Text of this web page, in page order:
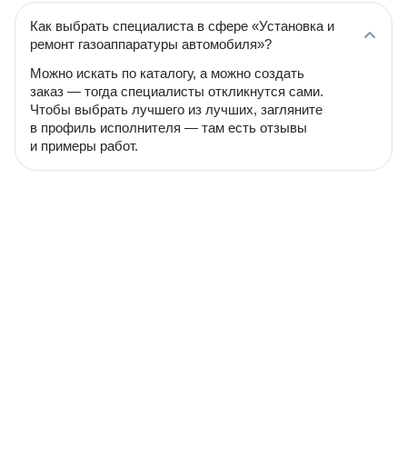
Как выбрать специалиста в сфере «Установка и
ремонт газоаппаратуры автомобиля»?
Можно искать по каталогу, а можно создать
заказ — тогда специалисты откликнутся сами.
Чтобы выбрать лучшего из лучших, загляните
в профиль исполнителя — там есть отзывы
и примеры работ.